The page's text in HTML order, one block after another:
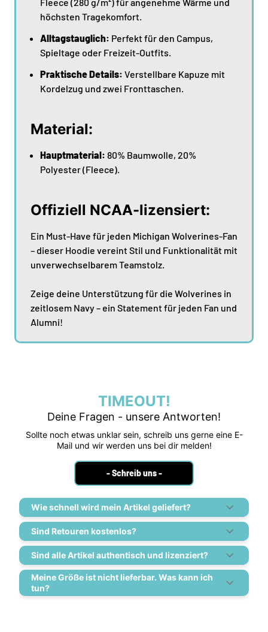
höchsten Tragekomfort.
Alltagstauglich: Perfekt für den Campus,
Spieltage oder Freizeit-Outfits.
Praktische Details: Verstellbare Kapuze mit
Kordelzug und zwei Fronttaschen.
Material:
Hauptmaterial: 80% Baumwolle, 20%
Polyester (Fleece).
Offiziell NCAA-lizensiert:
Ein Must-Have für jeden Michigan Wolverines-Fan
– dieser Hoodie vereint Stil und Funktionalität mit
unverwechselbarem Teamstolz.
Zeige deine Unterstützung für die Wolverines in
zeitlosem Navy – ein Statement für jeden Fan und
Alumni!
TIMEOUT!
Deine Fragen - unsere Antworten!
Sollte noch etwas unklar sein, schreib uns gerne eine E-
Mail und wir werden uns bei dir melden!
- Schreib uns -
Wie schnell wird mein Artikel geliefert?
Sind Retouren kostenlos?
Sind alle Artikel authentisch und lizenziert?
Meine Größe ist nicht lieferbar. Was kann ich
tun?